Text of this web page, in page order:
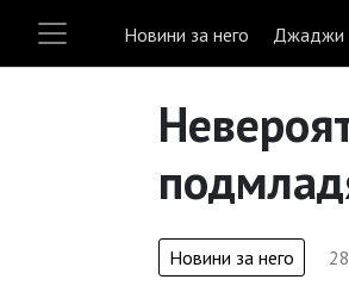
Новини за него Джаджи
Новини за него